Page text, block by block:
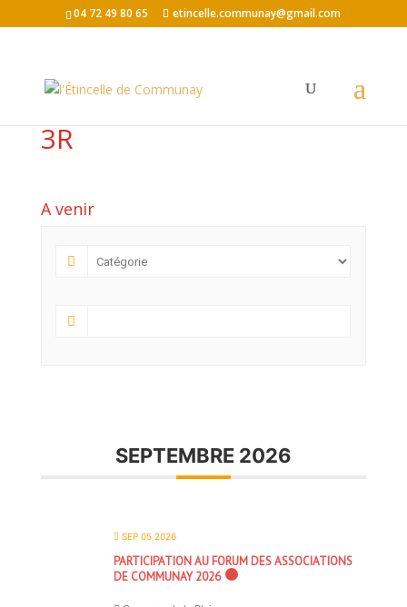
04 72 49 80 65 etincelle.communay@gmail.com
3R
A venir
SEPTEMBRE 2026
SEP 05 2026
PARTICIPATION AU FORUM DES ASSOCIATIONS
DE COMMUNAY 2026